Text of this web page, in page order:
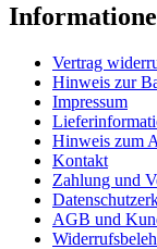
Vertrag
Hinweis zur
Impressum
Hinweis zum
Kontakt
Zahlung und
AGB und